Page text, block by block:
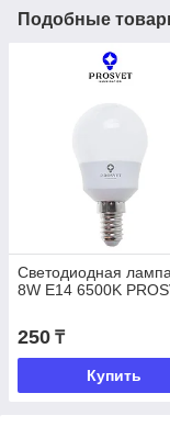
Подобные
Светодиодная
8W E14 6500K
250 ₸
Купить